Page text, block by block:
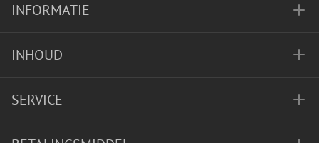
INFORMATIE
INHOUD
SERVICE